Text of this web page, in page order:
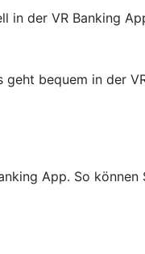
in der VR Banking
bequem in der
App. So